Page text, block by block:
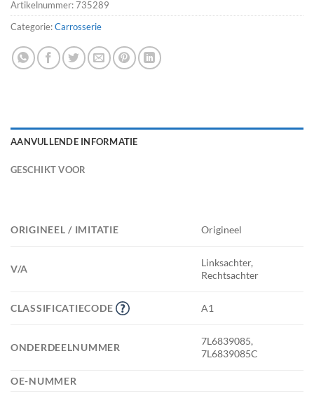
Artikelnummer:735289
Categorie:Carrosserie
AANVULLENDE INFORMATIE
GESCHIKT VOOR
ORIGINEEL / IMITATIE Origineel
V/A
Linksachter,
Rechtsachter
CLASSIFICATIECODE A1
ONDERDEELNUMMER
7L6839085,
7L6839085C
OE-NUMMER